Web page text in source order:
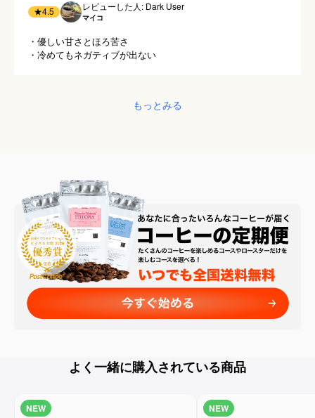
★4.5 レビューした人: Dark User
マイコ
・優しい甘さとほろ苦さ
・冷めてもネガティブが出ない
もっとみる
よく一緒に購入されている商品
NEW NEW